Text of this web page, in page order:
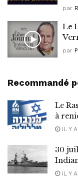
par
Le
par
Recommandé
Le
à
IL Y
30
IL Y A